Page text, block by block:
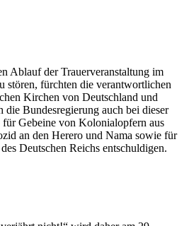
Ablauf der Trauerveranstaltung im
stören, fürchten die verantwortlichen
Kirchen von Deutschland und
die Bundesregierung auch bei dieser
Gebeine von Kolonialopfern aus
an den Herero und Nama sowie für
Deutschen Reichs entschuldigen.